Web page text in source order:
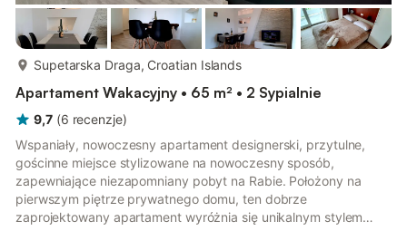
Supetarska Draga, Croatian Islands
Apartament Wakacyjny • 65 m² • 2 Sypialnie
9,7 (6 recenzje)
Wspaniały, nowoczesny apartament designerski, przytulne,
gościnne miejsce stylizowane na nowoczesny sposób,
zapewniające niezapomniany pobyt na Rabie. Położony na
pierwszym piętrze prywatnego domu, ten dobrze
zaprojektowany apartament wyróżnia się unikalnym stylem